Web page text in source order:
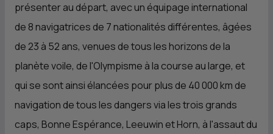
présenter au départ, avec un équipage international
de 8 navigatrices de 7 nationalités différentes, âgées
de 23 à 52 ans, venues de tous les horizons de la
planète voile, de l'Olympisme à la course au large, et
qui se sont ainsi élancées pour plus de 40 000 km de
navigation de tous les dangers via les trois grands
caps, Bonne Espérance, Leeuwin et Horn, à l'assaut du